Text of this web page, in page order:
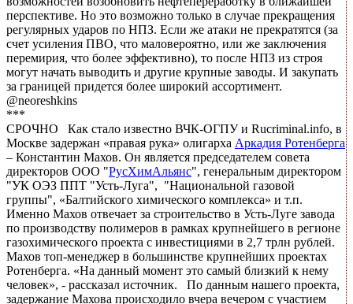
перспективе. Но это возможно только в случае прекращения
регулярных ударов по НПЗ. Если же атаки не прекратятся (за
счет усиления ПВО, что маловероятно, или же заключения
перемирия, что более эффективно), то после НПЗ из строя
могут начать выводить и другие крупные заводы. И закупать
за границей придется более широкий ассортимент.
@neoreshkins
***
СРОЧНО Как стало известно ВЧК-ОГПУ и Rucriminal.info, в
Москве задержан «правая рука» олигарха Аркадия Ротенберга
– Константин Махов. Он является председателем совета
директоров ООО "РусХимАльянс", генеральным директором
"УК ОЭЗ ППТ "Усть-Луга", "Национальной газовой
группы", «Балтийского химического комплекса» и т.п.
Именно Махов отвечает за строительство в Усть-Луге завода
по производству полимеров в рамках крупнейшего в регионе
газохимического проекта с инвестициями в 2,7 трлн рублей.
Махов топ-менеджер в большинстве крупнейших проектах
Ротенберга. «На данный момент это самый близкий к нему
человек», - рассказал источник. По данным нашего проекта,
задержание Махова происходило вчера вечером с участием